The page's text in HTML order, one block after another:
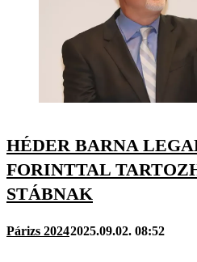
HÉDER BARNA
FORINTTAL
STÁBNAK
Párizs 20242025.09.02. 08:52